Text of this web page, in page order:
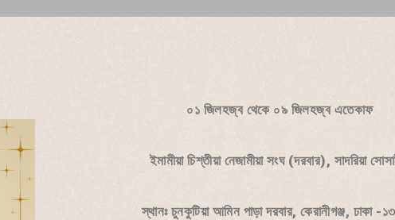
০১ জিলহজ্ব থেকে ০৯ জিলহজ্ব এতেকাফ
ইমামীয়া চিশ্‌তীয়া নেজামীয়া সংঘ (দরবার), সাদরিয়া
স্থানঃ চুনকুটিয়া আমিন পাড়া দরবার, কেরানীগঞ্জ, ঢাকা -